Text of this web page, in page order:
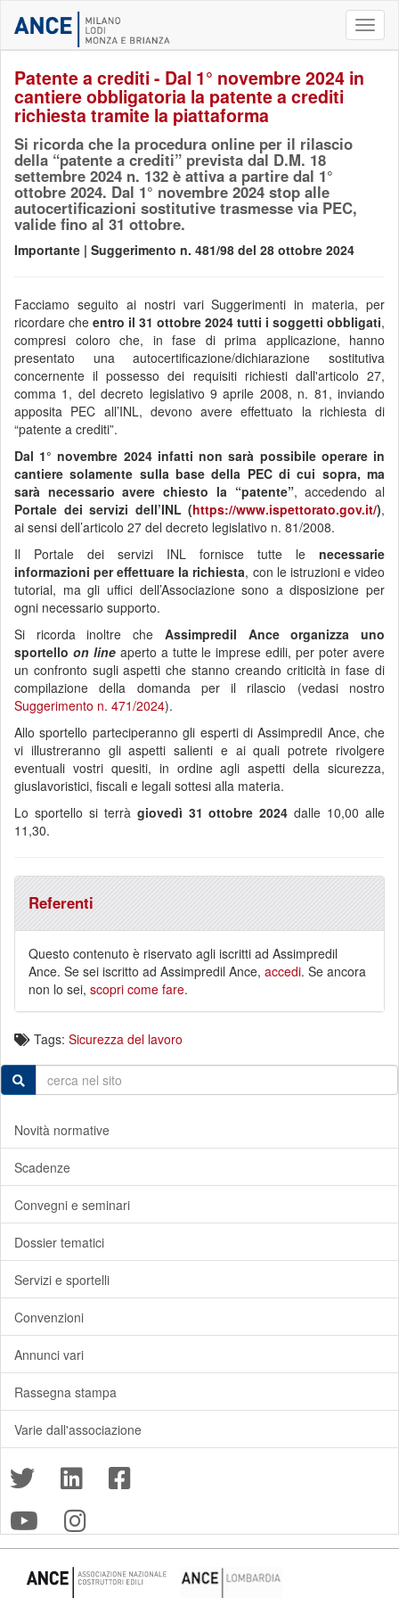
Patente a crediti - Dal 1° novembre 2024 in
cantiere obbligatoria la patente a crediti
richiesta tramite la piattaforma
Si ricorda che la procedura online per il rilascio
della “patente a crediti” prevista dal D.M. 18
settembre 2024 n. 132 è attiva a partire dal 1°
ottobre 2024. Dal 1° novembre 2024 stop alle
autocertificazioni sostitutive trasmesse via PEC,
valide fino al 31 ottobre.
Importante | Suggerimento n. 481/98 del 28 ottobre 2024
Facciamo seguito ai nostri vari Suggerimenti in materia, per
ricordare che entro il 31 ottobre 2024 tutti i soggetti obbligati,
compresi coloro che, in fase di prima applicazione, hanno
presentato una autocertificazione/dichiarazione sostitutiva
concernente il possesso dei requisiti richiesti dall'articolo 27,
comma 1, del decreto legislativo 9 aprile 2008, n. 81, inviando
apposita PEC all’INL, devono avere effettuato la richiesta di
“patente a crediti”.
Dal 1° novembre 2024 infatti non sarà possibile operare in
cantiere solamente sulla base della PEC di cui sopra, ma
sarà necessario avere chiesto la “patente”, accedendo al
Portale dei servizi dell’INL (https://www.ispettorato.gov.it/),
ai sensi dell’articolo 27 del decreto legislativo n. 81/2008.
Il Portale dei servizi INL fornisce tutte le necessarie
informazioni per effettuare la richiesta, con le istruzioni e video
tutorial, ma gli uffici dell’Associazione sono a disposizione per
ogni necessario supporto.
Si ricorda inoltre che Assimpredil Ance organizza uno
sportello on lineaperto a tutte le imprese edili, per poter avere
un confronto sugli aspetti che stanno creando criticità in fase di
compilazione della domanda per il rilascio (vedasi nostro
Suggerimento n. 471/2024).
Allo sportello parteciperanno gli esperti di Assimpredil Ance, che
vi illustreranno gli aspetti salienti e ai quali potrete rivolgere
eventuali vostri quesiti, in ordine agli aspetti della sicurezza,
giuslavoristici, fiscali e legali sottesi alla materia.
Lo sportello si terrà giovedì 31 ottobre 2024 dalle 10,00 alle
11,30.
Referenti
Questo contenuto è riservato agli iscritti ad Assimpredil
Ance. Se sei iscritto ad Assimpredil Ance, accedi. Se ancora
non lo sei, scopri come fare.
Tags: Sicurezza del lavoro
Novità normative
Scadenze
Convegni e seminari
Dossier tematici
Servizi e sportelli
Convenzioni
Annunci vari
Rassegna stampa
Varie dall'associazione